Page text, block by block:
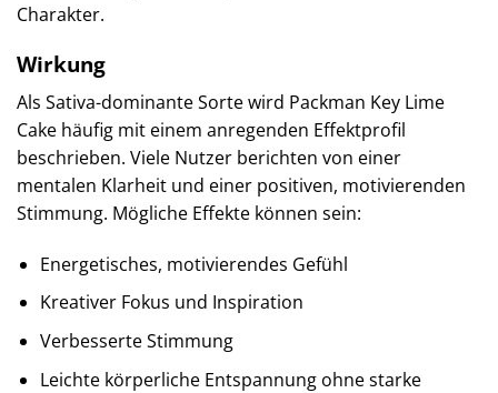
Charakter.
Wirkung
Als Sativa-dominante Sorte wird Packman Key Lime
Cake häufig mit einem anregenden Effektprofil
beschrieben. Viele Nutzer berichten von einer
mentalen Klarheit und einer positiven, motivierenden
Stimmung. Mögliche Effekte können sein:
Energetisches, motivierendes Gefühl
Kreativer Fokus und Inspiration
Verbesserte Stimmung
Leichte körperliche Entspannung ohne starke